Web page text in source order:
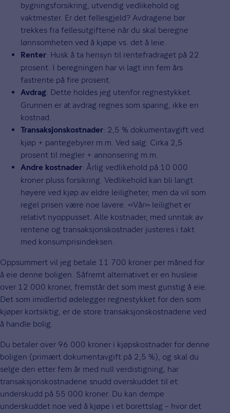
bygningsforsikring, utvendig vedlikehold og
vaktmester. Er det fellesgjeld? Avdragene bør
trekkes fra fellesutgiftene når du skal beregne
lønnsomheten ved å kjøpe vs. det å leie.
Renter: Husk å ta hensyn til rentefradraget på 22
prosent. I beregningen har vi lagt inn fem års
fastrente på fire prosent.
Avdrag: Dette holdes jeg utenfor regnestykket.
Grunnen er at avdrag regnes som sparing, ikke en
kostnad.
Transaksjonskostnader: 2,5 % dokumentavgift ved
kjøp + pantegebyrer m.m. Ved salg: Cirka 2,5
prosent til megler + annonsering m.m.
Andre kostnader: Årlig vedlikehold på 10 000
kroner pluss forsikring. Vedlikehold kan bli langt
høyere ved kjøp av eldre leiligheter, men da vil som
regel prisen være noe lavere. «Vår» leilighet er
relativt nyoppusset. Alle kostnader, med unntak av
rentene og transaksjonskostnader justeres i takt
med konsumprisindeksen.
Oppsummert vil jeg betale 11 700 kroner per måned for
å eie denne boligen. Såfremt alternativet er en husleie
over 12 000 kroner, fremstår det som mest gunstig å eie.
Det som imidlertid ødelegger regnestykket for den som
kjøper kortsiktig, er de store transaksjonskostnadene ved
å handle bolig.
Du betaler over 96 000 kroner i kjøpskostnader for denne
boligen (primært dokumentavgift på 2,5 %), og skal du
selge den etter fem år med null verdistigning, har
transaksjonskostnadene snudd overskuddet til et
underskudd på 55 000 kroner. Du kan dempe
underskuddet noe ved å kjøpe i et borettslag – hvor det